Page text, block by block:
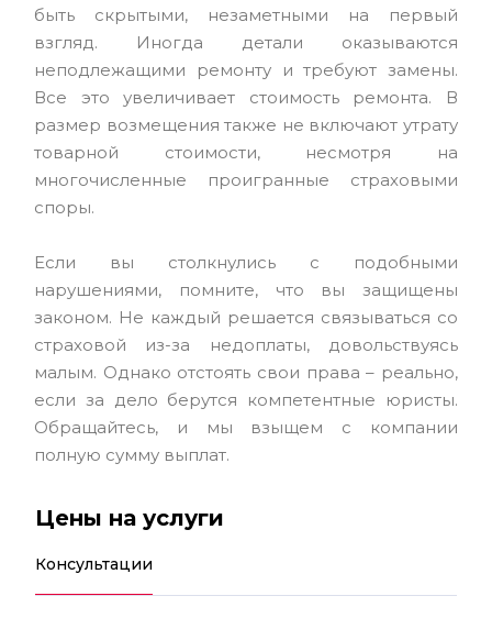
быть скрытыми, незаметными на первый
взгляд. Иногда детали оказываются
неподлежащими ремонту и требуют замены.
Все это увеличивает стоимость ремонта. В
размер возмещения также не включают утрату
товарной стоимости, несмотря на
многочисленные проигранные страховыми
споры.
Если вы столкнулись с подобными
нарушениями, помните, что вы защищены
законом. Не каждый решается связываться со
страховой из-за недоплаты, довольствуясь
малым. Однако отстоять свои права – реально,
если за дело берутся компетентные юристы.
Обращайтесь, и мы взыщем с компании
полную сумму выплат.
Цены на услуги
Консультации